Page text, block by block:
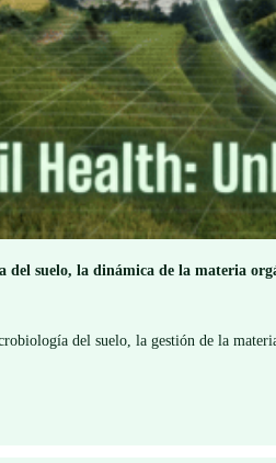
del suelo, la dinámica de la materia
del suelo, la gestión de la